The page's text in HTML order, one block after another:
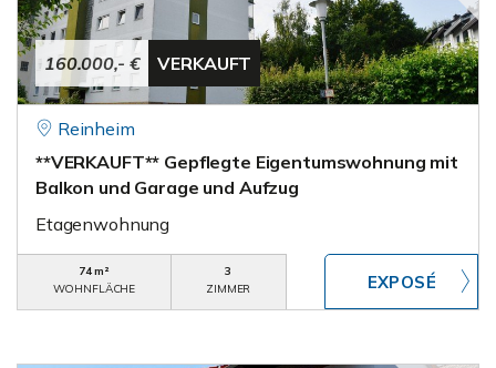
160.000,- € VERKAUFT
Reinheim
**VERKAUFT** Gepflegte Eigentumswohnung mit
Balkon und Garage und Aufzug
Etagenwohnung
74 m²
WOHNFLÄCHE
3
ZIMMER